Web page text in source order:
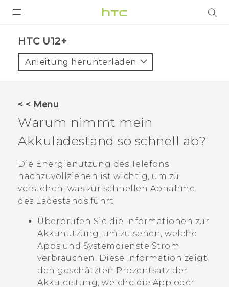
VIVE
VIVERSE
UNTERSTÜTZUNG
HTC-Geräte und Zubehör
Anmelden
HTC U12+‎
Anleitung herunterladen
< < Menu
Warum nimmt mein
Akkuladestand so schnell ab?
Die Energienutzung des Telefons
nachzuvollziehen ist wichtig, um zu
verstehen, was zur schnellen Abnahme
des Ladestands führt.
Überprüfen Sie die Informationen zur
Akkunutzung, um zu sehen, welche
Apps und Systemdienste Strom
verbrauchen. Diese Information zeigt
den geschätzten Prozentsatz der
Akkuleistung, welche die App oder